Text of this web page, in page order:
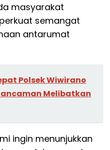
masyarakat
semangat
antarumat
Polsek Wiwirano
Melibatkan
ingin menunjukkan